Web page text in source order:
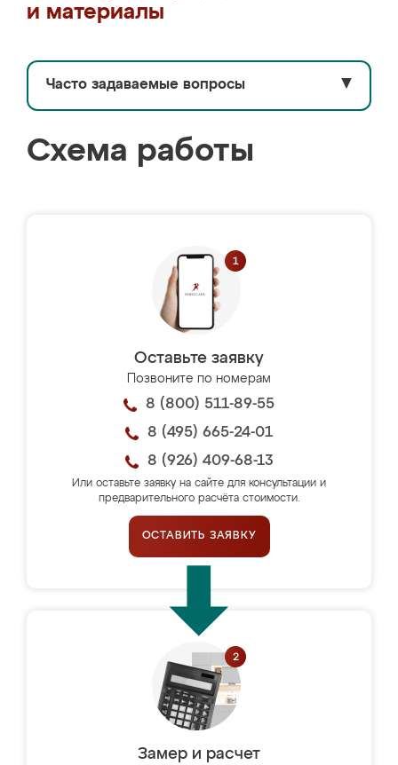
и материалы
Часто задаваемые вопросы ▼
Схема работы
Оставьте заявку
Позвоните по номерам
8 (800) 511-89-55
8 (495) 665-24-01
8 (926) 409-68-13
Или оставьте заявку на сайте для консультации и
предварительного расчёта стоимости.
ОСТАВИТЬ ЗАЯВКУ
Замер и расчет